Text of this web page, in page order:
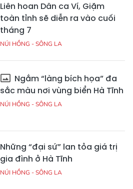
Liên hoan Dân ca Ví, Giặm
toàn tỉnh sẽ diễn ra vào cuối
tháng 7
NÚI HỒNG - SÔNG LA
Ngắm “làng bích họa” đa
sắc màu nơi vùng biển Hà Tĩnh
NÚI HỒNG - SÔNG LA
Những “đại sứ” lan tỏa giá trị
gia đình ở Hà Tĩnh
NÚI HỒNG - SÔNG LA